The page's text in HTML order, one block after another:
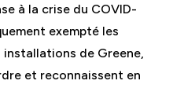
à la crise du COVID-
exempté les
de Greene,
et reconnaissent en